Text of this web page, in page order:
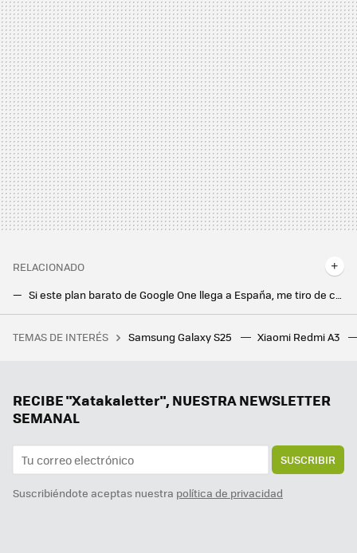
RELACIONADO
Si este plan barato de Google One llega a España, me tiro de cabeza a por él
El fin de una era. Google Maps tiene una nueva voz para el GPS en España
Fue a una entrevista de trabajo de Apple y acabaron haciéndole preguntas sobre huevos, monedas y cajas vacías
TEMAS DE INTERÉS Samsung Galaxy S25 Xiaomi Redmi A3
RECIBE "Xatakaletter", NUESTRA NEWSLETTER
SEMANAL
SUSCRIBIR
Suscribiéndote aceptas nuestra política de privacidad